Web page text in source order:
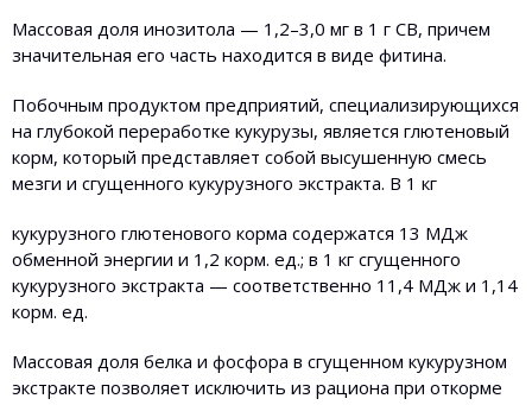
Массовая доля инозитола — 1,2–3,0 мг в 1 г СВ, причем
значительная его часть находится в виде фитина.
Побочным продуктом предприятий, специализирующихся
на глубокой переработке кукурузы, является глютеновый
корм, который представляет собой высушенную смесь
мезги и сгущенного кукурузного экстракта. В 1 кг
кукурузного глютенового корма содержатся 13 МДж
обменной энергии и 1,2 корм. ед.; в 1 кг сгущенного
кукурузного экстракта — соответственно 11,4 МДж и 1,14
корм. ед.
Массовая доля белка и фосфора в сгущенном кукурузном
экстракте позволяет исключить из рациона при откорме